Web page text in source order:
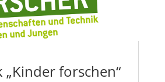
„Kinder forschen“